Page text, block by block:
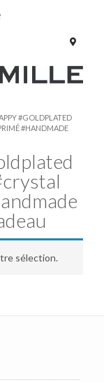
#GOLDPLATED
#HANDMADE
sélection.